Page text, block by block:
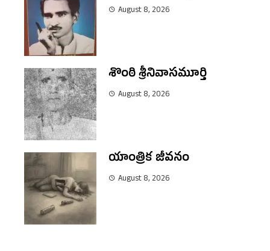
August 8, 2026
శొంఠి శ్రీనివాసమూర్తి
August 8, 2026
యాంత్రిక జీవనం
August 8, 2026